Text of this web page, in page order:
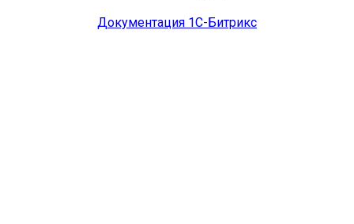
Документация 1С-Битрикс